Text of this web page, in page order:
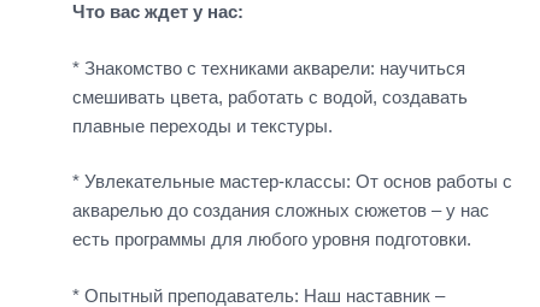
Что вас ждет у нас:
* Знакомство с техниками акварели: научиться
смешивать цвета, работать с водой, создавать
плавные переходы и текстуры.
* Увлекательные мастер-классы: От основ работы с
акварелью до создания сложных сюжетов – у нас
есть программы для любого уровня подготовки.
* Опытный преподаватель: Наш наставник –